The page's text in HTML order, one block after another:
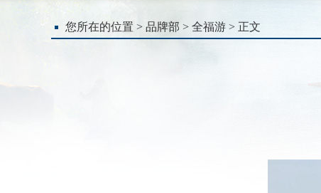
您所在的位置 > 品牌部 > 全福游 > 正文